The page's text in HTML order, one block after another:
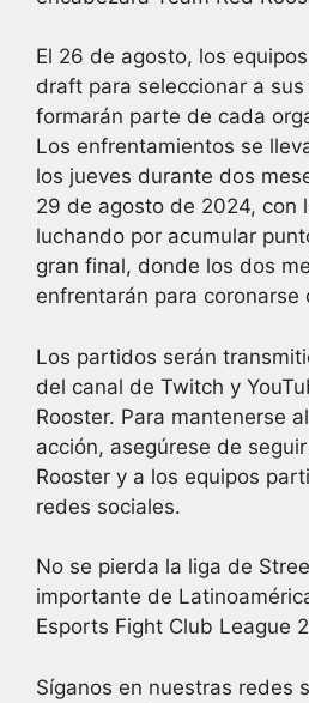
El 26 de agosto, los
draft para seleccionar a
formarán parte de cada
Los enfrentamientos se
los jueves durante dos
29 de agosto de 2024, con
luchando por acumular
gran final, donde los dos
enfrentarán para coronarse
Los partidos serán
del canal de Twitch y
Rooster. Para mantenerse
acción, asegúrese de
Rooster y a los equipos
redes sociales.
No se pierda la liga de
importante de
Esports Fight Club League
Síganos en nuestras redes